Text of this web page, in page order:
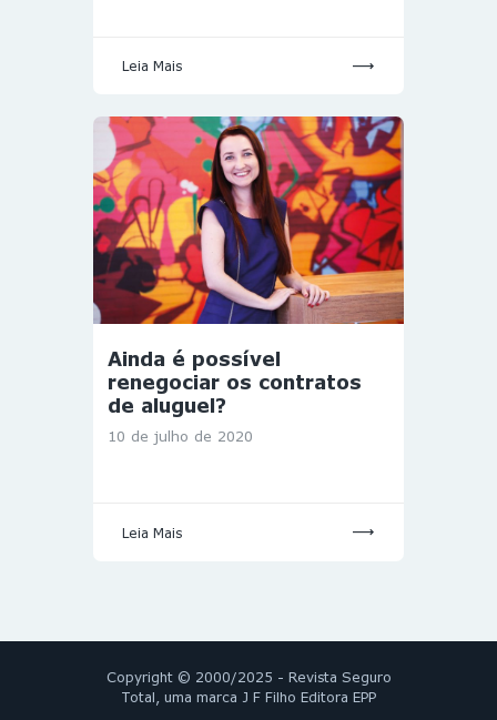
Leia Mais
Ainda é possível
renegociar os contratos
de aluguel?
10 de julho de 2020
Leia Mais
Copyright © 2000/2025 - Revista Seguro
Total, uma marca J F Filho Editora EPP